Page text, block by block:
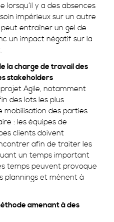
lorsqu’il y a des absences
impérieux sur un autre
entraîner un gel de
un impact négatif sur la
la charge de travail des
stakeholders
Agile, notamment
des lots les plus
mobilisation des parties
: les équipes de
clients doivent
afin de traiter les
un temps important
temps peuvent provoque
plannings et mènent à
amenant à des